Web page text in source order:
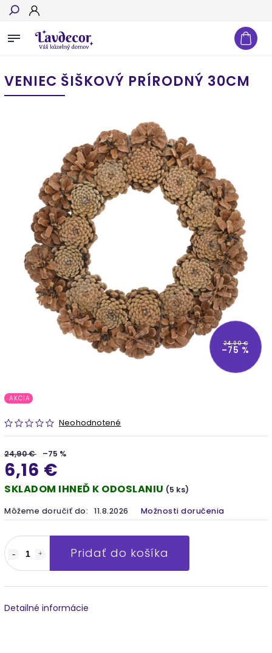
Hľadať
VENIEC ŠIŠKOVÝ PRÍRODNÝ 30CM
24,90 €
–75 %
AKCIA
Neohodnotené
24,90 € –75 %
6,16 €
SKLADOM IHNEĎ K ODOSLANIU (5 ks)
Môžeme doručiť do: 11.8.2026 Možnosti doručenia
Pridať do košíka
Detailné informácie